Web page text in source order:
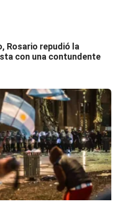
Rosario repudió la
con una contundente